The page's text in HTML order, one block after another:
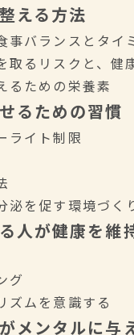
える方法
事バランスとタイ
取るリスクと、健
るための栄養素
るための習慣
ライト制限
泌を促す環境づく
人が健康を維
グ
ズムを意識する
メンタルに与